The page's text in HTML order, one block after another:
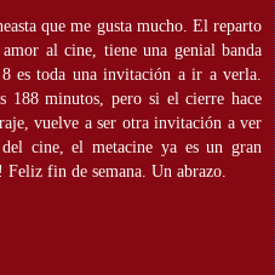
que me gusta mucho. El reparto
al cine, tiene una genial banda
es toda una invitación a ir a verla.
188 minutos, pero si el cierre hace
vuelve a ser otra invitación a ver
cine, el metacine ya es un gran
fin de semana. Un abrazo.